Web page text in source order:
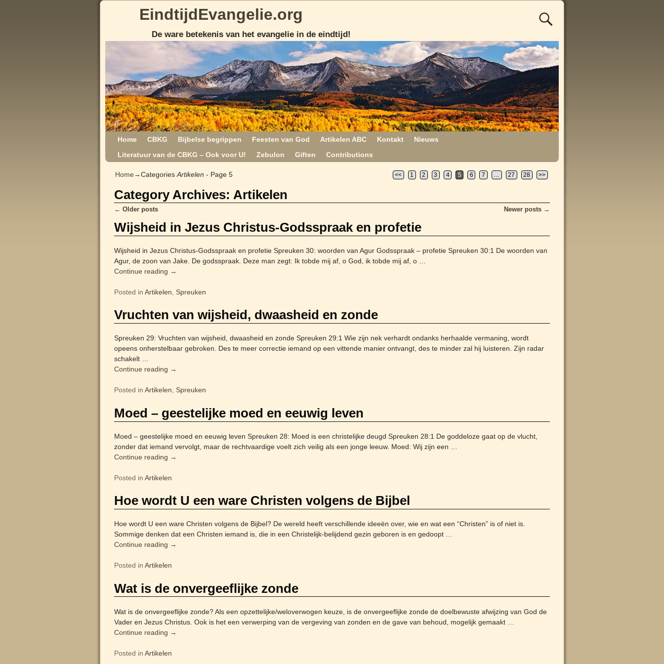
EindtijdEvangelie.org
De ware betekenis van het evangelie in de eindtijd!
Home CBKG Bijbelse begrippen Feesten van God Artikelen ABC Kontakt
Nieuws
Literatuur van de CBKG – Ook voor U!
Zebulon Giften Contributions
Home→Categories Artikelen - Page 5 << 1 2 3 4 5 6 7 … 27 28 >>
Category Archives: Artikelen
← Older posts Newer posts →
Wijsheid in Jezus Christus-Godsspraak en profetie
Wijsheid in Jezus Christus-Godsspraak en profetie Spreuken 30: woorden van Agur Godsspraak – profetie Spreuken 30:1 De woorden van
Agur, de zoon van Jake. De godsspraak. Deze man zegt: Ik tobde mij af, o God, ik tobde mij af, o
Continue reading →
Posted in Artikelen Spreuken
Vruchten van wijsheid, dwaasheid en zonde
Spreuken 29: Vruchten van wijsheid, dwaasheid en zonde Spreuken 29:1 Wie zijn nek verhardt ondanks herhaalde vermaning, wordt
opeens onherstelbaar gebroken. Des te meer correctie iemand op een vittende manier ontvangt, des te minder zal hij luisteren. Zijn radar
schakelt …
Continue reading →
Posted in Artikelen, Spreuken
Moed – geestelijke moed en eeuwig leven
Moed – geestelijke moed en eeuwig leven Spreuken 28: Moed is een christelijke deugd Spreuken 28:1 De goddeloze gaat op de vlucht,
zonder dat iemand vervolgt, maar de rechtvaardige voelt zich veilig als een jonge leeuw. Moed: Wij zijn een
Continue reading →
Posted in Artikelen
Hoe wordt U een ware Christen volgens de Bijbel
Hoe wordt U een ware Christen volgens de Bijbel? De wereld heeft verschillende ideeën over, wie en wat een “Christen” is of niet is.
Sommige denken dat een Christen iemand is, die in een Christelijk-belijdend gezin geboren is en gedoopt …
Continue reading →
Posted in Artikelen
Wat is de onvergeeflijke zonde
Wat is de onvergeeflijke zonde? Als een opzettelijke/weloverwogen keuze, is de onvergeeflijke zonde de doelbewuste afwijzing van God de
Vader en Jezus Christus. Ook is het een verwerping van de vergeving van zonden en de gave van behoud, mogelijk gemaakt
Continue reading →
Posted in Artikelen